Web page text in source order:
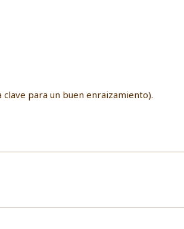
para un buen enraizamiento).